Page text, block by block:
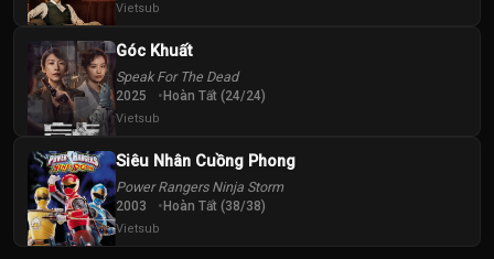
Vietsub
Góc Khuất
Speak For The Dead
2025 Hoàn Tất (24/24)
Vietsub
Siêu Nhân Cuồng Phong
Power Rangers Ninja Storm
2003 Hoàn Tất (38/38)
Vietsub